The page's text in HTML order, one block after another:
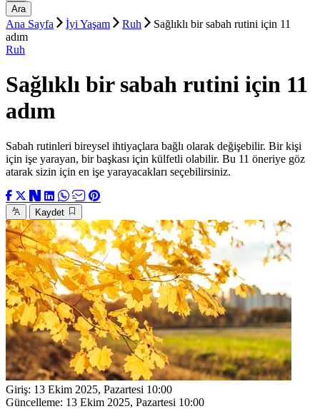
Ara
Ana Sayfa İyi Yaşam Ruh
Sağlıklı bir sabah rutini için 11
adım
Ruh
Sağlıklı bir sabah rutini için 11
adım
Sabah rutinleri bireysel ihtiyaçlara bağlı olarak değişebilir. Bir kişi
için işe yarayan, bir başkası için külfetli olabilir. Bu 11 öneriye göz
atarak sizin için en işe yarayacakları seçebilirsiniz.
Kaydet
Giriş: 13 Ekim 2025, Pazartesi 10:00
Güncelleme: 13 Ekim 2025, Pazartesi 10:00